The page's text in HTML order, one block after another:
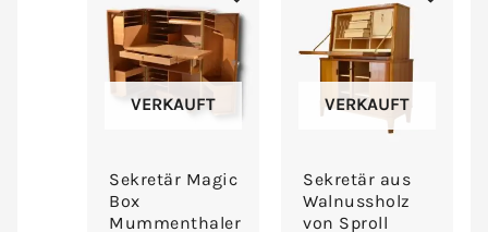
VERKAUFT
Sekretär Magic
Box
Mummenthaler
VERKAUFT
Sekretär aus
Walnussholz
von Sproll